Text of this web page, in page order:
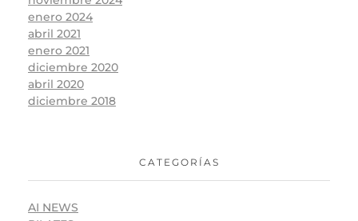
enero 2024
abril 2021
enero 2021
diciembre 2020
abril 2020
diciembre 2018
CATEGORÍAS
AI NEWS